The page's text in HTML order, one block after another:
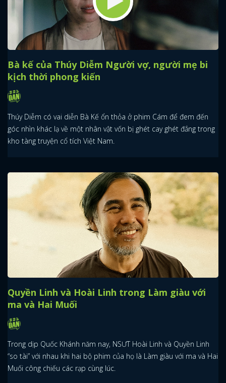
Bà kế của Thúy Diễm Người vợ, người mẹ bi
kịch thời phong kiến
Thúy Diễm có vai diễn Bà Kế ổn thỏa ở phim Cám để đem đến
góc nhìn khác lạ về một nhân vật vốn bị ghét cay ghét đắng trong
kho tàng truyện cổ tích Việt Nam.
Quyền Linh và Hoài Linh trong Làm giàu với
ma và Hai Muối
Trong dịp Quốc Khánh năm nay, NSƯT Hoài Linh và Quyền Linh
“so tài” với nhau khi hai bộ phim của họ là Làm giàu với ma và Hai
Muối công chiếu các rạp cùng lúc.